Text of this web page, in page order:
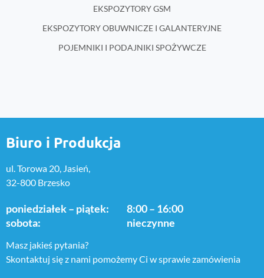
EKSPOZYTORY GSM
EKSPOZYTORY OBUWNICZE I GALANTERYJNE
POJEMNIKI I PODAJNIKI SPOŻYWCZE
Biuro i Produkcja
ul. Torowa 20, Jasień,
32-800 Brzesko
poniedziałek – piątek:
sobota:
8:00 – 16:00
nieczynne
Masz jakieś pytania?
Skontaktuj się z nami pomożemy Ci w sprawie zamówienia